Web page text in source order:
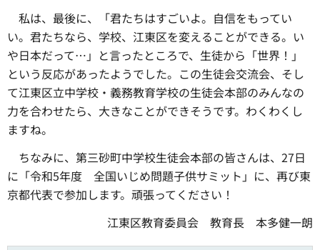
私は、最後に、「君たちはすごいよ。自信をもってい
い。君たちなら、学校、江東区を変えることができる。い
や日本だって…」と言ったところで、生徒から「世界！」
という反応があったようでした。この生徒会交流会、そし
て江東区立中学校・義務教育学校の生徒会本部のみんなの
力を合わせたら、大きなことができそうです。わくわくし
ますね。
ちなみに、第三砂町中学校生徒会本部の皆さんは、27日
に「令和5年度 全国いじめ問題子供サミット」に、再び東
京都代表で参加します。頑張ってください！
江東区教育委員会 教育長 本多健一朗